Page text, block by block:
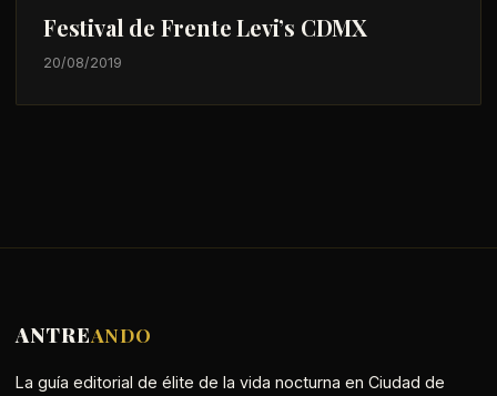
Festival de Frente Levi’s CDMX
20/08/2019
ANTREANDO
La guía editorial de élite de la vida nocturna en Ciudad de